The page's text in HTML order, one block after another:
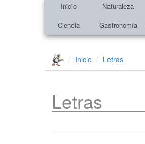
Inicio Naturaleza
Ciencia
Gastronomía
Inicio Letras
Letras